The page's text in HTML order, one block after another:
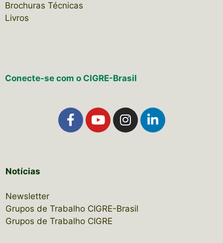
Brochuras Técnicas
Livros
Conecte-se com o CIGRE-Brasil
Notícias
Newsletter
Grupos de Trabalho CIGRE-Brasil
Grupos de Trabalho CIGRE